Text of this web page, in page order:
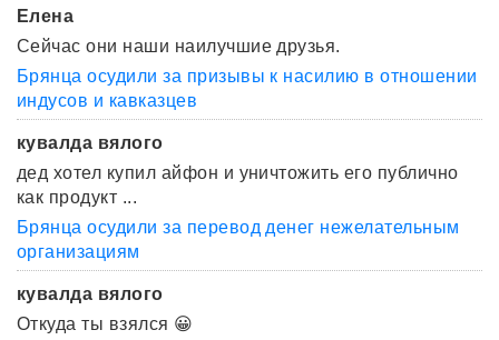
Елена
Сейчас они наши наилучшие друзья.
Брянца осудили за призывы к насилию в отношении
индусов и кавказцев
кувалда вялого
дед хотел купил айфон и уничтожить его публично
как продукт ...
Брянца осудили за перевод денег нежелательным
организациям
кувалда вялого
Откуда ты взялся 😀